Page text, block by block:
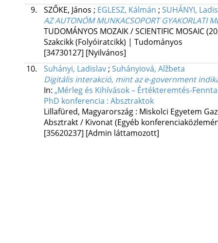
9.
SZŐKE, János ; EGLESZ, Kálmán ; SUHÁNYI,
AZ AUTONÓM MUNKACSOPORT GYAKORLATI
TUDOMÁNYOS MOZAIK / SCIENTIFIC MOSAIC
Szakcikk (Folyóiratcikk) | Tudományos
[34730127] [Nyilvános]
10.
Suhányi, Ladislav; Suhányiová, Alžbeta
Digitális interakció, mint az e-government
In: „Mérleg és Kihívások – Értékteremtés-
PhD konferencia : Absztraktok
Lillafüred, Magyarország : Miskolci Egyetem
Absztrakt / Kivonat (Egyéb
[35620237] [Admin láttamozott]